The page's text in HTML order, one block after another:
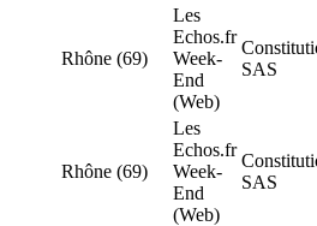
Rhône (69)
Les
Echos.fr
Week-
End
(Web)
SAS
Rhône (69)
Les
Echos.fr
Week-
End
(Web)
SAS